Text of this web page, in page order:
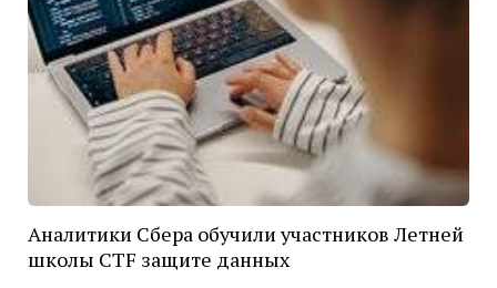
Аналитики Сбера обучили участников Летней
школы CTF защите данных